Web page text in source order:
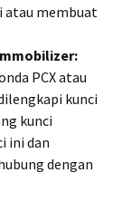
atau membuat
PCX atau
kunci
kunci
ini dan
dengan